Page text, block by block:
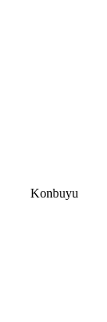
Konbuyu